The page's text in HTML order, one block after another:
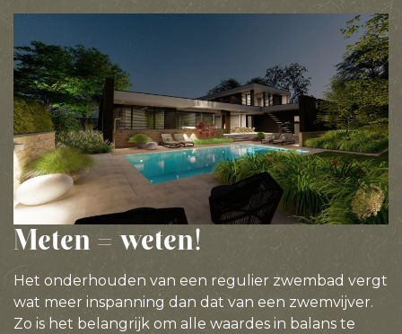
Meten = weten!
Het onderhouden van een regulier zwembad vergt
wat meer inspanning dan dat van een zwemvijver.
Zo is het belangrijk om alle waardes in balans te